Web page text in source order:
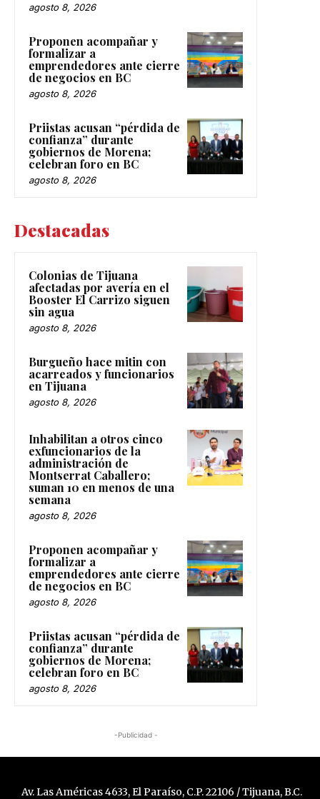
agosto 8, 2026
Proponen acompañar y
formalizar a
emprendedores ante cierre
de negocios en BC
agosto 8, 2026
Priistas acusan “pérdida de
confianza” durante
gobiernos de Morena;
celebran foro en BC
agosto 8, 2026
Destacadas
Colonias de Tijuana
afectadas por avería en el
Booster El Carrizo siguen
sin agua
agosto 8, 2026
Burgueño hace mitin con
acarreados y funcionarios
en Tijuana
agosto 8, 2026
Inhabilitan a otros cinco
exfuncionarios de la
administración de
Montserrat Caballero;
suman 10 en menos de una
semana
agosto 8, 2026
Proponen acompañar y
formalizar a
emprendedores ante cierre
de negocios en BC
agosto 8, 2026
Priistas acusan “pérdida de
confianza” durante
gobiernos de Morena;
celebran foro en BC
agosto 8, 2026
-Publicidad -
Av. Las Américas 4633, El Paraíso, C.P. 22106 / Tijuana, B.C.